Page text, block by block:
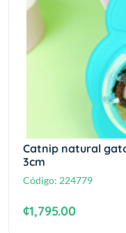
Catnip natural
3cm
Código: 224779
¢1,795.00